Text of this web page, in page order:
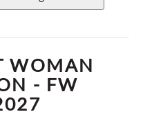
WOMAN
- FW